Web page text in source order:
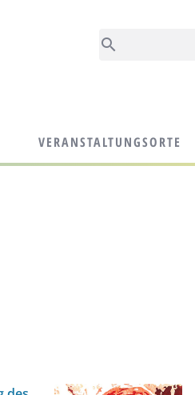

VERANSTALTUNGSORTE